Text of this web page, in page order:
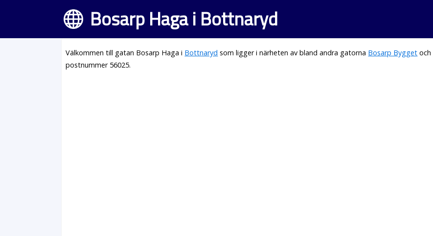
Bosarp Haga i Bottnaryd
Välkommen till gatan Bosarp Haga i Bottnaryd som ligger i närheten av bland andra gatorna Bosarp Bygget och
postnummer 56025.